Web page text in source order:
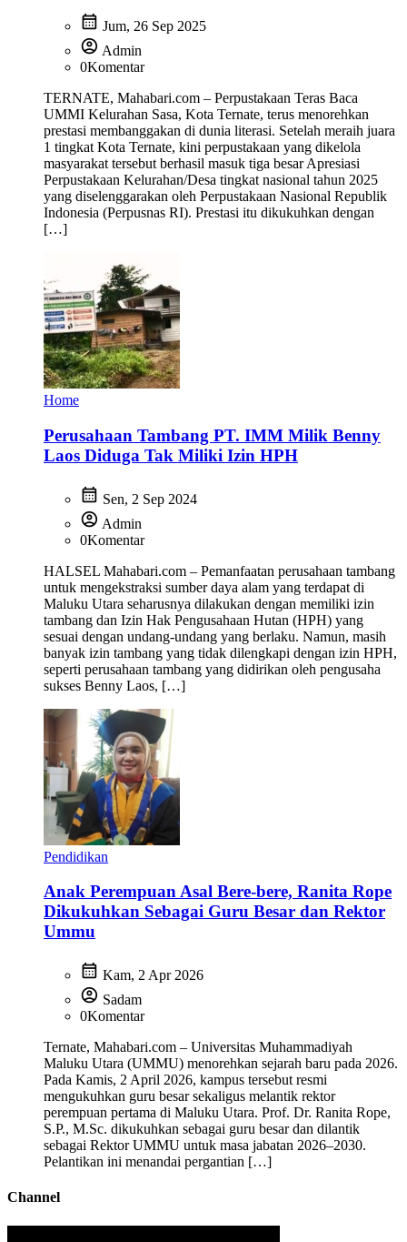
calendar_month Jum, 26 Sep 2025
account_circle Admin
0Komentar
TERNATE, Mahabari.com – Perpustakaan Teras Baca
UMMI Kelurahan Sasa, Kota Ternate, terus menorehkan
prestasi membanggakan di dunia literasi. Setelah meraih juara
1 tingkat Kota Ternate, kini perpustakaan yang dikelola
masyarakat tersebut berhasil masuk tiga besar Apresiasi
Perpustakaan Kelurahan/Desa tingkat nasional tahun 2025
yang diselenggarakan oleh Perpustakaan Nasional Republik
Indonesia (Perpusnas RI). Prestasi itu dikukuhkan dengan
[…]
Home
Perusahaan Tambang PT. IMM Milik Benny
Laos Diduga Tak Miliki Izin HPH
calendar_month Sen, 2 Sep 2024
account_circle Admin
0Komentar
HALSEL Mahabari.com – Pemanfaatan perusahaan tambang
untuk mengekstraksi sumber daya alam yang terdapat di
Maluku Utara seharusnya dilakukan dengan memiliki izin
tambang dan Izin Hak Pengusahaan Hutan (HPH) yang
sesuai dengan undang-undang yang berlaku. Namun, masih
banyak izin tambang yang tidak dilengkapi dengan izin HPH,
seperti perusahaan tambang yang didirikan oleh pengusaha
sukses Benny Laos, […]
Pendidikan
Anak Perempuan Asal Bere-bere, Ranita Rope
Dikukuhkan Sebagai Guru Besar dan Rektor
Ummu
calendar_month Kam, 2 Apr 2026
account_circle Sadam
0Komentar
Ternate, Mahabari.com – Universitas Muhammadiyah
Maluku Utara (UMMU) menorehkan sejarah baru pada 2026.
Pada Kamis, 2 April 2026, kampus tersebut resmi
mengukuhkan guru besar sekaligus melantik rektor
perempuan pertama di Maluku Utara. Prof. Dr. Ranita Rope,
S.P., M.Sc. dikukuhkan sebagai guru besar dan dilantik
sebagai Rektor UMMU untuk masa jabatan 2026–2030.
Pelantikan ini menandai pergantian […]
Channel